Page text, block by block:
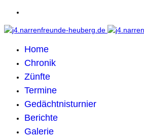
Home
Chronik
Zünfte
Termine
Gedächtnisturnier
Berichte
Galerie